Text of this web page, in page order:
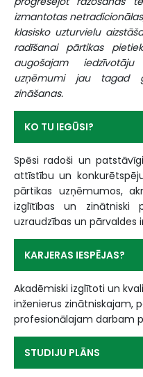
izmantotas
klasisko uzturvielu
radīšanai pārtikas
augošajam
uzņēmumi jau tagad
zināšanas.
KO TU IEGŪSI?
Spēsi radoši un
attīstību un
pārtikas uzņēmumos,
izglītības un zinātniski
uzraudzības un pārvaldes
KARJERAS IESPĒJAS?
Akadēmiski izglītoti un
inženierus zinātniskajam,
profesionālajam darbam
STUDIJU PLĀNS